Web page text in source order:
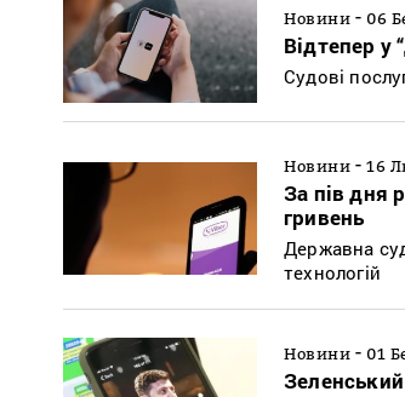
Новини - 06
Відтепер у
Судові
Новини - 16
За пів дня
гривень
Державна
технологій
Новини - 01